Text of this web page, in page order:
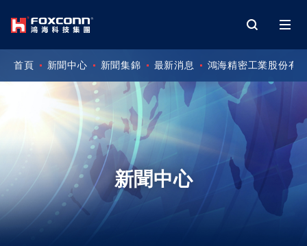
新聞中心
首頁 新聞中心 新聞集錦 最新消息 鴻海精密工業股份有